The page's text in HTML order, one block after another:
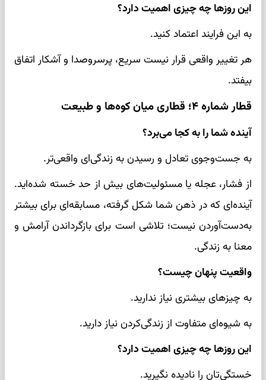
این روزها چه چیزی اهمیت دارد؟
به این فرایند اعتماد کنید.
هر تغییر واقعی قرار نیست سریع، پرسر‌وصدا و آشکار اتفاق
بیفتد.
قطار شماره ۴؛ قطاری میان کوه‌ها و طبیعت
آینده شما را به کجا می‌برد؟
به جست‌وجوی تعادل و رسیدن به زندگی‌ای واقعی‌تر.
از فشار، عجله یا مسئولیت‌های بیش از حد خسته شده‌اید.
آینده‌ای که در ذهن شما شکل گرفته، مسابقه‌ای برای بیشتر
به‌دست‌آوردن نیست؛ تلاشی است برای بازگرداندن آرامش و
معنا به زندگی.
واقعیت پنهان چیست؟
به چیزهای بیشتری نیاز ندارید.
به شیوه‌ای متفاوت از زندگی‌کردن نیاز دارید.
این روزها چه چیزی اهمیت دارد؟
خستگی‌تان را نادیده نگیرید.